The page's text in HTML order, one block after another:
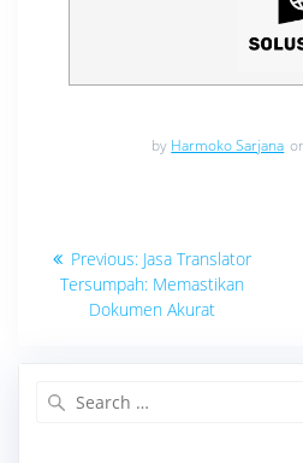
by Harmoko Sarjana
Navigasi
pos
Previous: Previous
post:
Jasa Translator
Tersumpah: Memastikan
Dokumen Akurat